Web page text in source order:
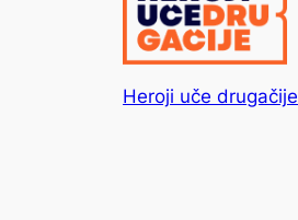
Heroji uče drugačije